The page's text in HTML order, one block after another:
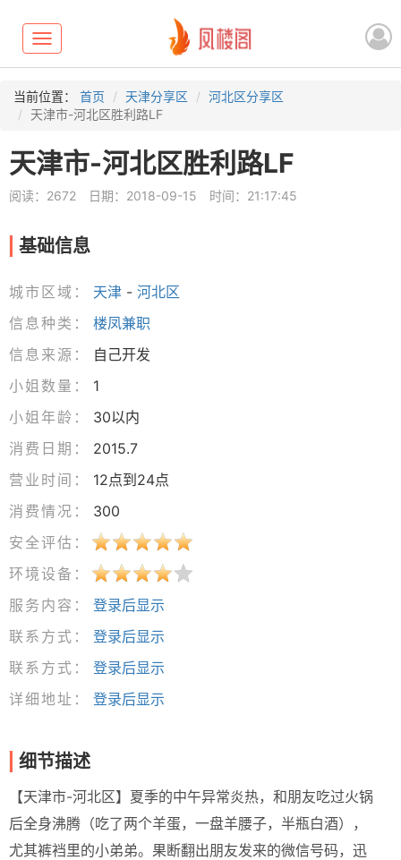
Toggle
navigation
当前位置： 首页 天津分享区
河北区分享区
天津市-河北区胜利路LF
天津市-河北区胜利路LF
阅读：2672 日期：2018-09-15 时间：21:17:45
基础信息
城市区域： 天津 - 河北区
信息种类：
楼凤兼职
信息来源：
自己开发
小姐数量：
1
小姐年龄：
30以内
消费日期：
2015.7
营业时间：
12点到24点
消费情况：
300
安全评估：
环境设备：
服务内容：
登录后显示
联系方式：
登录后显示
联系方式：
登录后显示
详细地址：
登录后显示
细节描述
【天津市-河北区】夏季的中午异常炎热，和朋友吃过火锅
后全身沸腾（吃了两个羊蛋，一盘羊腰子，半瓶白酒），
尤其裤裆里的小弟弟。果断翻出朋友发来的微信号码，迅